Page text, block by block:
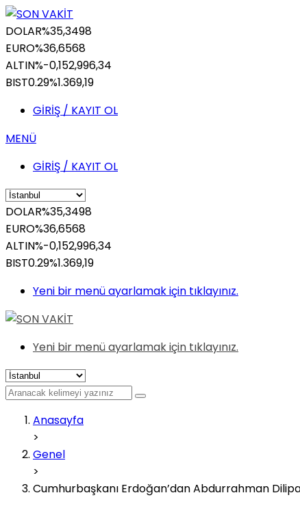
DOLAR%35,3498
EURO%36,6568
ALTIN%-0,152,996,34
BIST0.29%1.369,19
GİRİŞ / KAYIT OL
MENÜ
GİRİŞ / KAYIT OL
DOLAR%35,3498
EURO%36,6568
ALTIN%-0,152,996,34
BIST0.29%1.369,19
Yeni bir menü ayarlamak için tıklayınız.
Yeni bir menü ayarlamak için tıklayınız.
Anasayfa
>
Genel
>
Cumhurbaşkanı Erdoğan’dan Abdurrahman